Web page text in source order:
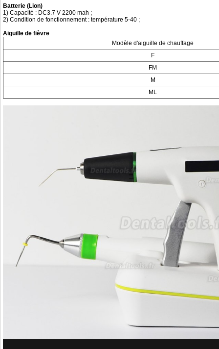
Batterie (Lion)
1) Capacité : DC3.7 V 2200 mah ;
2) Condition de fonctionnement : température 5-40 ;
Aiguille de fièvre
Modèle d'aiguille de chauffage
F
FM
M
ML